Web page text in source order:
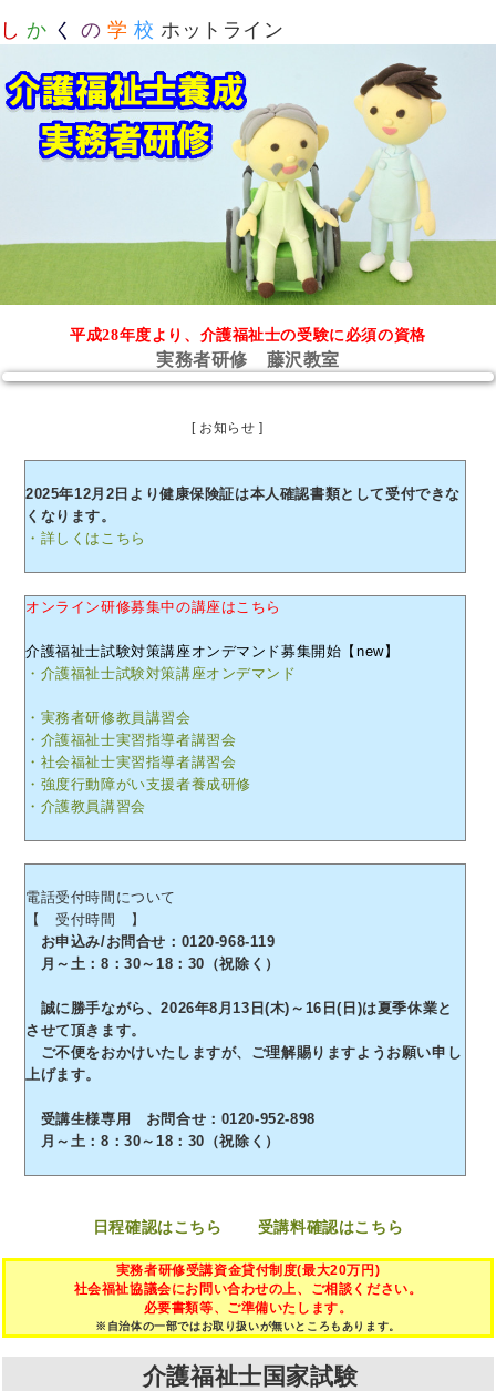
し か く の 学 校 ホットライン
平成28年度より、介護福祉士の受験に必須の資格
実務者研修 藤沢教室
[ お知らせ ]
2025年12月2日より健康保険証は本人確認書類として受付できな
くなります。
・詳しくはこちら
オンライン研修募集中の講座はこちら
介護福祉士試験対策講座オンデマンド募集開始【new】
・介護福祉士試験対策講座オンデマンド
・実務者研修教員講習会
・介護福祉士実習指導者講習会
・社会福祉士実習指導者講習会
・強度行動障がい支援者養成研修
・介護教員講習会
電話受付時間について
【 受付時間 】
お申込み/お問合せ：0120-968-119
月～土：8：30～18：30（祝除く）
誠に勝手ながら、2026年8月13日(木)～16日(日)は夏季休業と
させて頂きます。
ご不便をおかけいたしますが、ご理解賜りますようお願い申し
上げます。
受講生様専用 お問合せ：0120-952-898
月～土：8：30～18：30（祝除く）
日程確認はこちら 受講料確認はこちら
実務者研修受講資金貸付制度(最大20万円)
社会福祉協議会にお問い合わせの上、ご相談ください。
必要書類等、ご準備いたします。
※自治体の一部ではお取り扱いが無いところもあります。
介護福祉士国家試験